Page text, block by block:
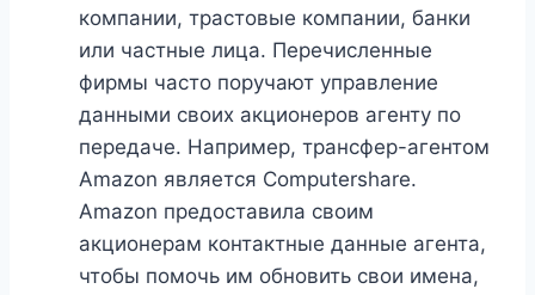
компании, трастовые компании, банки
или частные лица. Перечисленные
фирмы часто поручают управление
данными своих акционеров агенту по
передаче. Например, трансфер-агентом
Amazon является Computershare.
Amazon предоставила своим
акционерам контактные данные агента,
чтобы помочь им обновить свои имена,